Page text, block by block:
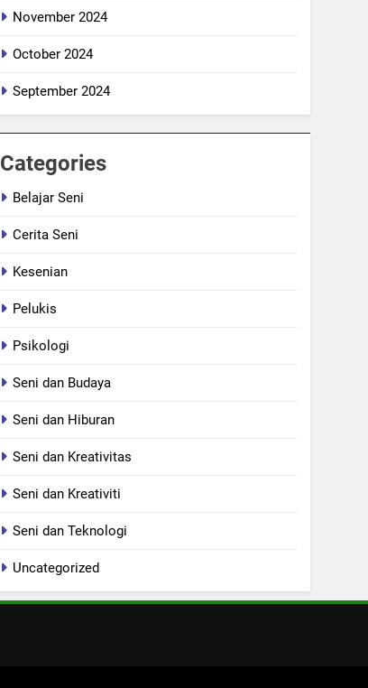
November 2024
October 2024
September 2024
Categories
Belajar Seni
Cerita Seni
Kesenian
Pelukis
Psikologi
Seni dan Budaya
Seni dan Hiburan
Seni dan Kreativitas
Seni dan Kreativiti
Seni dan Teknologi
Uncategorized